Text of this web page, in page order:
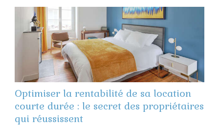
Optimiser la rentabilité de sa location
courte durée : le secret des propriétaires
qui réussissent